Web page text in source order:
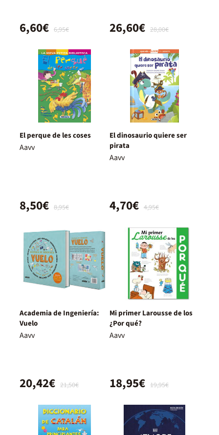
6,95€
6,60€ 28,00€
26,60€
El perque de les coses
Aavv
8,95€
8,50€
El dinosaurio quiere ser
pirata
Aavv
4,95€
4,70€
Academia de Ingeniería:
Vuelo
Aavv
21,50€
20,42€
Mi primer Larousse de los
¿Por qué?
Aavv
19,95€
18,95€